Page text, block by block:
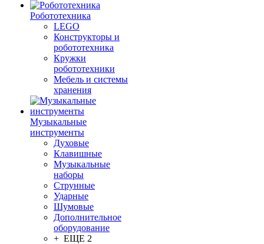
Робототехника
LEGO
Конструкторы и
робототехника
Кружки
робототехники
Мебель и системы
хранения
Музыкальные
инструменты
Духовые
Клавишные
Музыкальные
наборы
Струнные
Ударные
Шумовые
Дополнительное
оборудование
+ ЕЩЕ 2